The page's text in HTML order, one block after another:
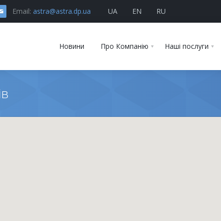
Email: astra@astra.dp.ua UA EN RU
Новини Про Компанію Наші послуги